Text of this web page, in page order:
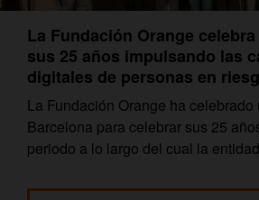
La Fundación Orange
sus 25 años impulsando las
digitales de personas en
La Fundación Orange ha celebrado
Barcelona para celebrar sus 25
periodo a lo largo del cual la